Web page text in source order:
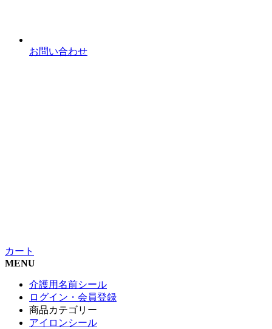
お問い合わせ
カート
MENU
介護用名前シール
ログイン・会員登録
商品カテゴリー
アイロンシール